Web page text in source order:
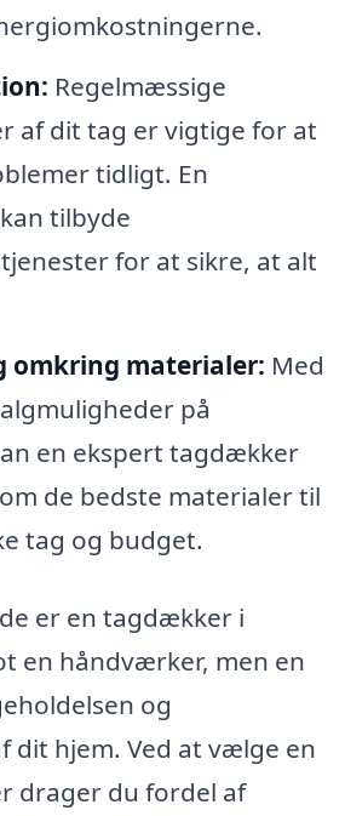
Regelmæssige
af dit tag er vigtige for at
tidligt. En
tilbyde
for at sikre, at alt
omkring materialer: Med
på
en ekspert tagdækker
de bedste materialer til
tag og budget.
er en tagdækker i
en håndværker, men en
og
dit hjem. Ved at vælge en
drager du fordel af